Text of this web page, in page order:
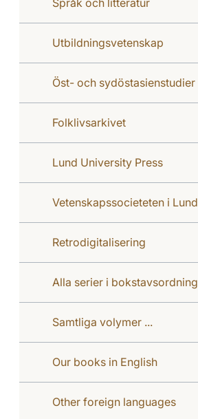
Språk och litteratur
Utbildningsvetenskap
Öst- och sydöstasienstudier
Folklivsarkivet
Lund University Press
Vetenskapssocieteten i Lund
Retrodigitalisering
Alla serier i bokstavsordning
Samtliga volymer ...
Our books in English
Other foreign languages